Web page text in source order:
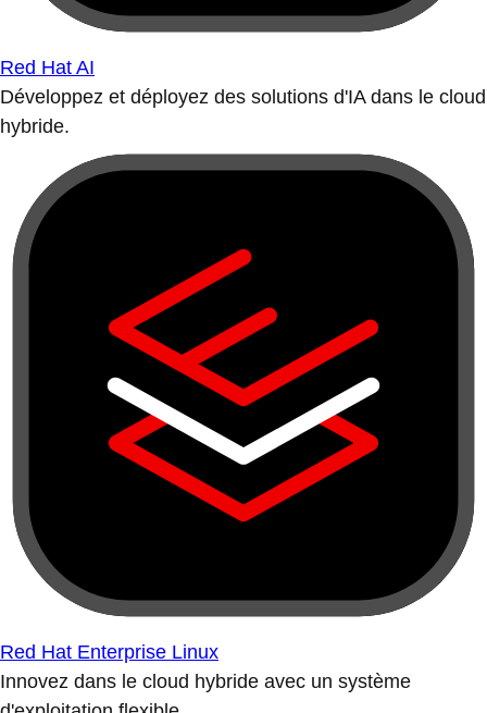
Red Hat AI
Développez et déployez des solutions d'IA dans le cloud
hybride.
Red Hat Enterprise Linux
Innovez dans le cloud hybride avec un système